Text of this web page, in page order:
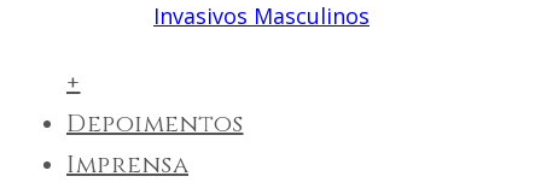
Invasivos Masculinos
+
Depoimentos
Imprensa